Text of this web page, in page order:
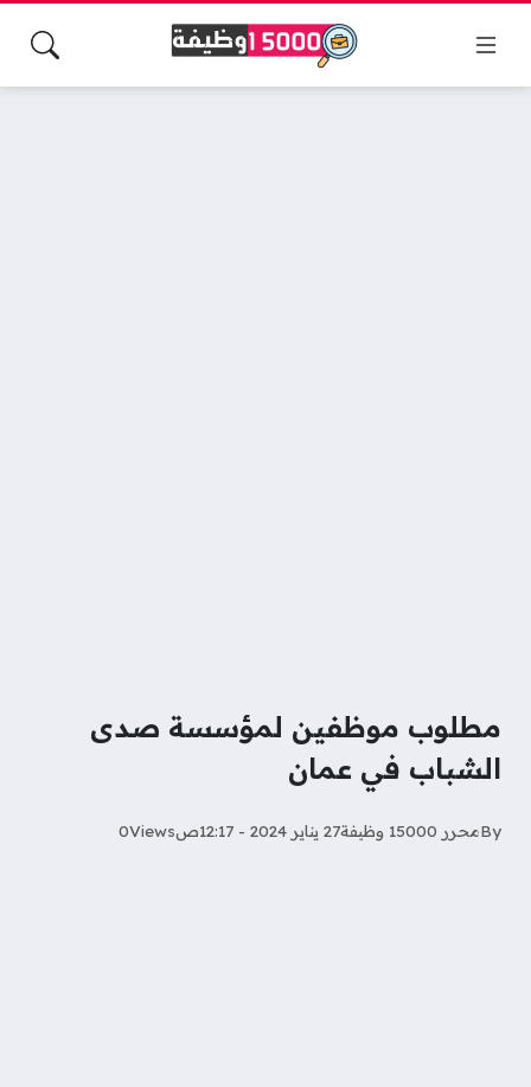
مطلوب موظفين لمؤسسة صدى
الشباب في عمان
Byمحرر 15000 وظيفة 27 يناير 2024 - 12:17ص Views
0